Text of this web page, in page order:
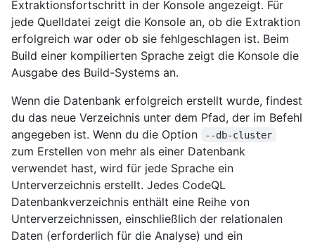
Extraktionsfortschritt in der Konsole angezeigt. Für
jede Quelldatei zeigt die Konsole an, ob die Extraktion
erfolgreich war oder ob sie fehlgeschlagen ist. Beim
Build einer kompilierten Sprache zeigt die Konsole die
Ausgabe des Build-Systems an.
Wenn die Datenbank erfolgreich erstellt wurde, findest
du das neue Verzeichnis unter dem Pfad, der im Befehl
angegeben ist. Wenn du die Option
--db-cluster
zum Erstellen von mehr als einer Datenbank
verwendet hast, wird für jede Sprache ein
Unterverzeichnis erstellt. Jedes CodeQL
Datenbankverzeichnis enthält eine Reihe von
Unterverzeichnissen, einschließlich der relationalen
Daten (erforderlich für die Analyse) und ein